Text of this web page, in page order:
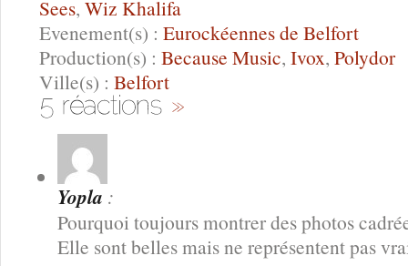
Sees, Wiz Khalifa
Evenement(s) : Eurockéennes de Belfort
Production(s) : Because Music, Ivox, Polydor
Ville(s) : Belfort
Yopla :
Pourquoi toujours montrer des photos
Elle sont belles mais ne représentent pas